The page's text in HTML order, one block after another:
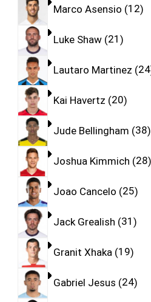
Marco Asensio 12
Luke Shaw 21
Lautaro Martinez 24
Kai Havertz 20
Jude Bellingham 38
Joshua Kimmich 28
Joao Cancelo 25
Jack Grealish 31
Granit Xhaka 19
Gabriel Jesus 24